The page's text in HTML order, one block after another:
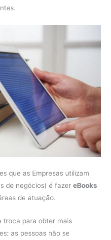
que as Empresas utilizam
de negócios) é fazer eBooks
de atuação.
troca para obter mais
as pessoas não se